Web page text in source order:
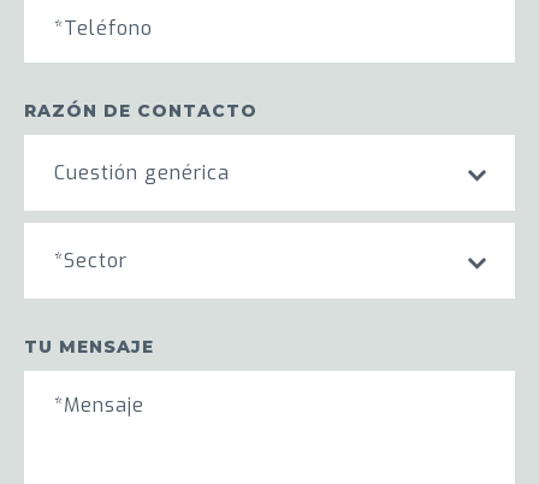
RAZÓN DE CONTACTO
Cuestión genérica
*Sector
TU MENSAJE